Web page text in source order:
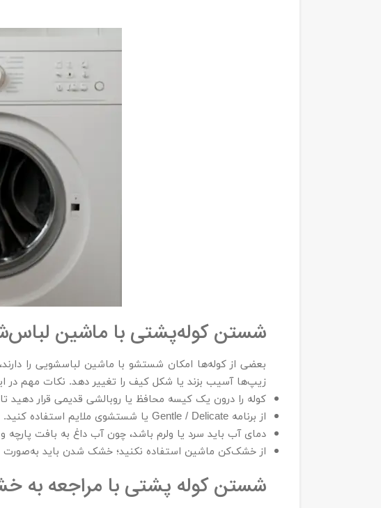
شستن کوله‌پشتی با ماشین
بعضی از کوله‌ها امکان شستشو با ماشین لباسشویی را
زیپ‌ها آسیب بزند یا شکل کیف را تغییر دهد. نکات مهم در
کوله را درون یک کیسه محافظ یا روبالشی قدیمی قرار دهید
از برنامه Gentle / Delicate یا شستشوی ملایم استفاده کنید.
دمای آب باید سرد یا ولرم باشد، چون آب داغ به بافت
از خشک‌کن ماشین استفاده نکنید؛ خشک شدن باید به‌صورت
شستن کوله‌ پشتی با مراجعه